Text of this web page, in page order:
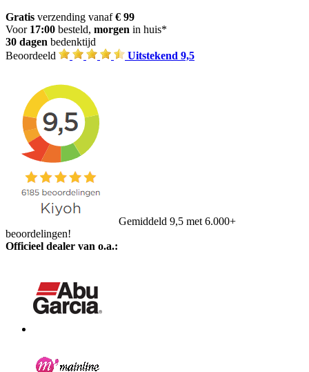
Gratis verzending vanaf€ 99
Voor 17:00 besteld, morgen in huis*
30 dagen bedenktijd
Beoordeeld
Uitstekend 9,5
Gemiddeld 9,5 met 6.000+
beoordelingen!
Officieel dealer van o.a.: